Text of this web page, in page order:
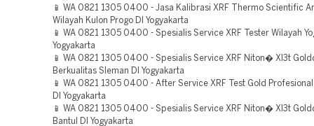
📱 WA 0821 1305 0400 - Jasa Kalibrasi XRF Thermo Scientific
Wilayah Kulon Progo DI Yogyakarta
📱 WA 0821 1305 0400 - Spesialis Service XRF Tester Wilayah
Yogyakarta
📱 WA 0821 1305 0400 - Spesialis Service XRF Niton� Xl3t
Berkualitas Sleman DI Yogyakarta
📱 WA 0821 1305 0400 - After Service XRF Test Gold
DI Yogyakarta
📱 WA 0821 1305 0400 - Spesialis Service XRF Niton� Xl3t
Bantul DI Yogyakarta